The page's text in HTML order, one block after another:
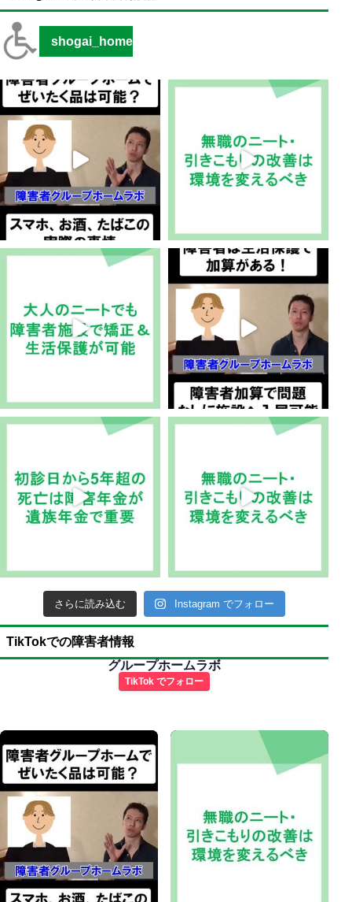
shogai_home
さらに読み込む Instagram でフォロー
TikTokでの障害者情報
グループホームラボ
TikTok でフォロー